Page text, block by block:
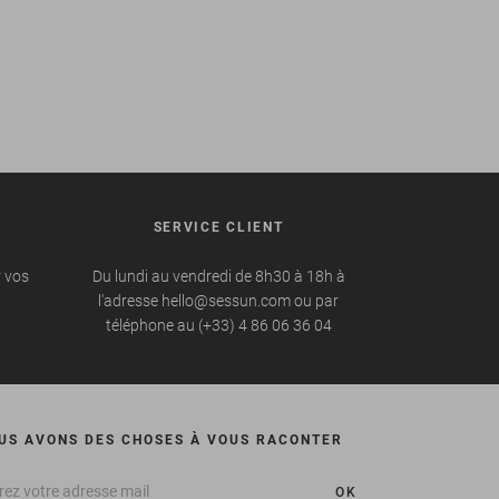
vos
SERVICE CLIENT
Du lundi au vendredi de 8h30 à 18h à
l'adresse hello@sessun.com ou par
téléphone au (+33) 4 86 06 36 04
AVONS DES CHOSES À VOUS RACONTER
OK